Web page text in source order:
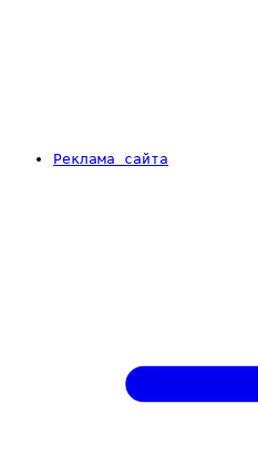
Реклама сайта